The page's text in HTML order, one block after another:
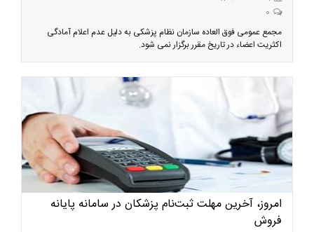
0
مجمع عمومی فوق العاده سازمان نظام پزشکی به دلیل عدم اعلام آمادگی
اکثریت اعضاء در تاریخ مقرر برگزار نمی شود.
امروز، آخرین مهلت ثبت‌نام پزشکان در سامانه پایانه
فروش